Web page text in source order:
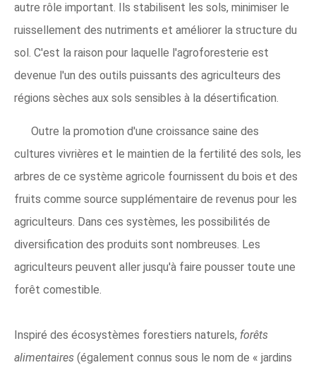
autre rôle important. Ils stabilisent les sols, minimiser le
ruissellement des nutriments et améliorer la structure du
sol. C'est la raison pour laquelle l'agroforesterie est
devenue l'un des outils puissants des agriculteurs des
régions sèches aux sols sensibles à la désertification.
Outre la promotion d'une croissance saine des
cultures vivrières et le maintien de la fertilité des sols, les
arbres de ce système agricole fournissent du bois et des
fruits comme source supplémentaire de revenus pour les
agriculteurs. Dans ces systèmes, les possibilités de
diversification des produits sont nombreuses. Les
agriculteurs peuvent aller jusqu'à faire pousser toute une
forêt comestible.
Inspiré des écosystèmes forestiers naturels, forêts
alimentaires (également connus sous le nom de « jardins